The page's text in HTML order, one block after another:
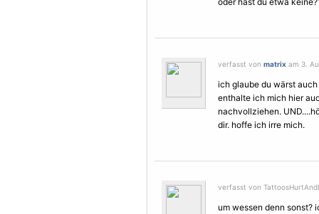
verfasst von matrix am 3.
ich glaube du wärst
enthalte ich mich hier
nachvollziehen.
dir. hoffe ich irre mich.
verfasst von
um wessen denn sonst?